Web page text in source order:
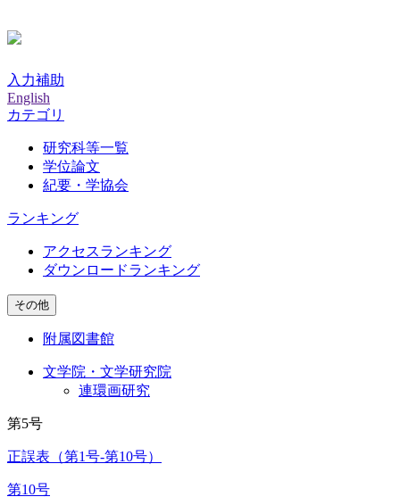
入力補助
English
カテゴリ
研究科等一覧
学位論文
紀要・学協会
ランキング
アクセスランキング
ダウンロードランキング
その他
附属図書館
文学院・文学研究院
連環画研究
第5号
正誤表（第1号‐第10号）
第10号